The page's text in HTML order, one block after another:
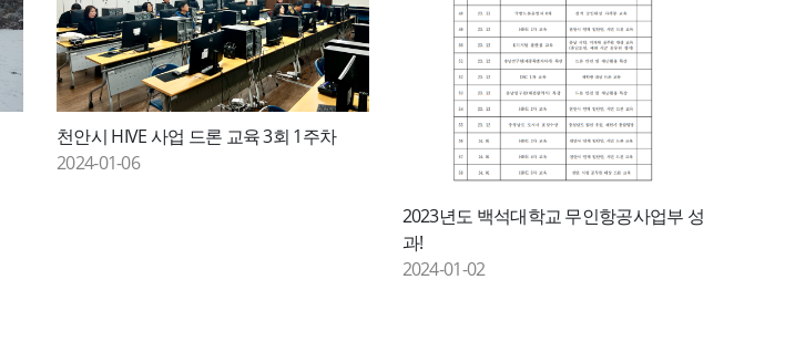
천안시 HIVE 사업 드론 교육 3회 1주차
2024-01-06
2023년도 백석대학교 무인항공사업부 성
과!
2024-01-02